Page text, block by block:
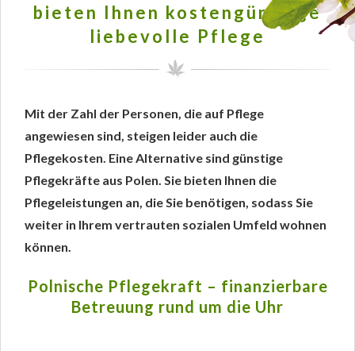
bieten Ihnen kostengünstige
liebevolle Pflege
Mit der Zahl der Personen, die auf Pflege
angewiesen sind, steigen leider auch die
Pflegekosten. Eine Alternative sind günstige
Pflegekräfte aus Polen. Sie bieten Ihnen die
Pflegeleistungen an, die Sie benötigen, sodass Sie
weiter in Ihrem vertrauten sozialen Umfeld wohnen
können.
Polnische Pflegekraft – finanzierbare
Betreuung rund um die Uhr